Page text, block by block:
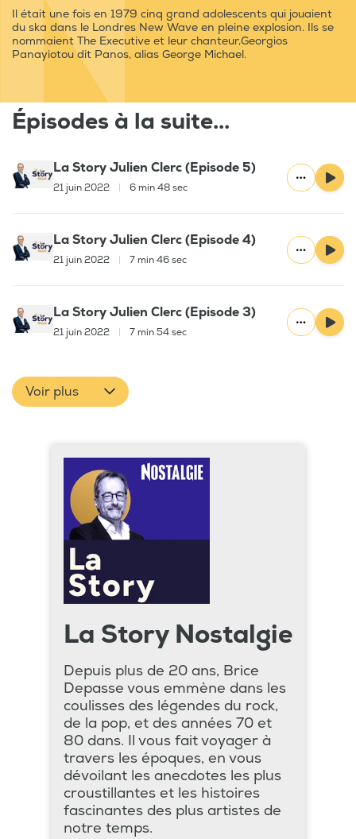
Il était une fois en 1979 cinq grand adolescents qui jouaient
du ska dans le Londres New Wave en pleine explosion. Ils se
nommaient The Executive et leur chanteur,Georgios
Panayiotou dit Panos, alias George Michael.
Épisodes à la suite...
La Story Julien Clerc (Episode 5)
21 juin 2022 6 min 48 sec
La Story Julien Clerc (Episode 4)
21 juin 2022 7 min 46 sec
La Story Julien Clerc (Episode 3)
21 juin 2022 7 min 54 sec
Voir plus
La Story Nostalgie
Depuis plus de 20 ans, Brice
Depasse vous emmène dans les
coulisses des légendes du rock,
de la pop, et des années 70 et
80 dans. Il vous fait voyager à
travers les époques, en vous
dévoilant les anecdotes les plus
croustillantes et les histoires
fascinantes des plus artistes de
notre temps.